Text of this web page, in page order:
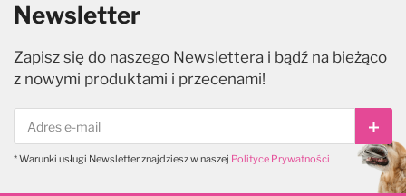
Newsletter
Zapisz się do naszego Newslettera i bądź na bieżąco
z nowymi produktami i przecenami!
* Warunki usługi Newsletter znajdziesz w naszej Polityce Prywatności